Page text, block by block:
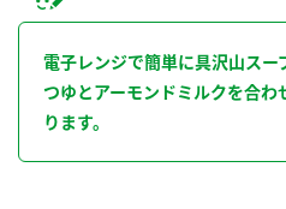
電子レンジで簡単に具沢山スー
つゆとアーモンドミルクを合わ
ります。